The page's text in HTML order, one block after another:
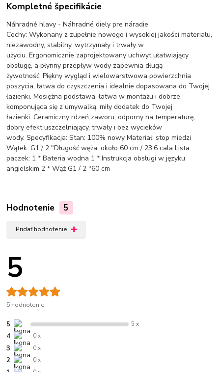
Kompletné špecifikácie
Náhradné hlavy - Náhradné diely pre náradie
Cechy: Wykonany z zupełnie nowego i wysokiej jakości materiału,
niezawodny, stabilny, wytrzymały i trwały w
użyciu. Ergonomicznie zaprojektowany uchwyt ułatwiający
obsługę, a płynny przepływ wody zapewnia długą
żywotność. Piękny wygląd i wielowarstwowa powierzchnia
poszycia, łatwa do czyszczenia i idealnie dopasowana do Twojej
łazienki. Mosiężna podstawa, łatwa w montażu i dobrze
komponująca się z umywalką, miły dodatek do Twojej
łazienki. Ceramiczny rdzeń zaworu, odporny na temperaturę,
dobry efekt uszczelniający, trwały i bez wycieków
wody. Specyfikacja: Stan: 100% nowy Materiał: stop miedzi
Wątek: G1 / 2 "Długość węża: około 60 cm / 23,6 cala Lista
paczek: 1 * Bateria wodna 1 * Instrukcja obsługi w języku
angielskim 2 * Wąż G1 / 2 "60 cm
Hodnotenie 5
Pridať hodnotenie
5
5 hodnotenie
5 5 x
4 0 x
3 0 x
2 0 x